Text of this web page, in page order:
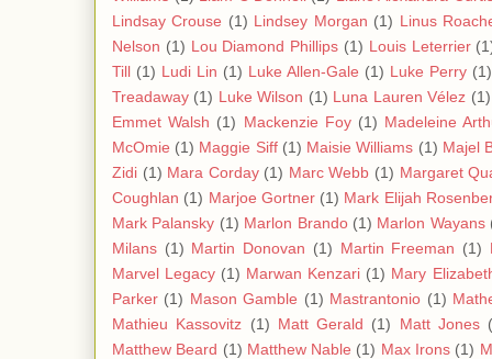
Lindsay Crouse (1) Lindsey Morgan (1)
Linus
Nelson (1) Lou Diamond Phillips (1) Louis Leterrier
Till
(1) Ludi Lin (1) Luke Allen-Gale (1) Luke Perry (1)
Treadaway (1) Luke Wilson (1) Luna Lauren Vélez (1)
Emmet Walsh (1) Mackenzie Foy (1) Madeleine
McOmie (1) Maggie Siff (1) Maisie Williams (1) Majel
Zidi (1) Mara Corday (1) Marc Webb (1) Margaret
Coughlan (1) Marjoe Gortner (1) Mark Elijah
Mark Palansky (1) Marlon Brando (1) Marlon Wayans
Milans (1) Martin Donovan (1) Martin Freeman (1)
Marvel Legacy (1) Marwan Kenzari (1) Mary
Parker (1) Mason Gamble (1) Mastrantonio (1)
Mathieu Kassovitz (1) Matt Gerald (1) Matt Jones
Matthew Beard (1) Matthew Nable (1) Max Irons (1)